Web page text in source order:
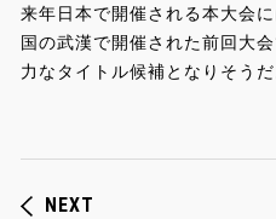
来年日本で開催される本大会
国の武漢で開催された前回大
力なタイトル候補となりそうだ
NEXT